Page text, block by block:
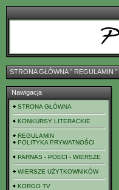
STRONA GŁÓWNAˇ REGULAMIN ˇ
Nawigacja
STRONA GŁÓWNA
KONKURSY LITERACKIE
REGULAMIN
POLITYKA PRYWATNOŚCI
PARNAS - POECI - WIERSZE
WIERSZE UŻYTKOWNIKÓW
KORGO TV